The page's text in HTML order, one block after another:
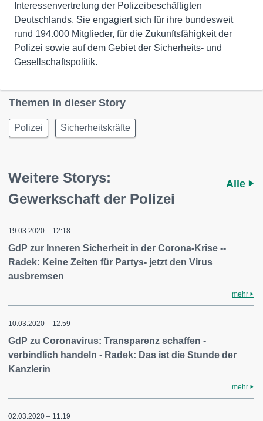
Interessenvertretung der Polizeibeschäftigten
Deutschlands. Sie engagiert sich für ihre bundesweit
rund 194.000 Mitglieder, für die Zukunftsfähigkeit der
Polizei sowie auf dem Gebiet der Sicherheits- und
Gesellschaftspolitik.
Themen in dieser Story
Polizei Sicherheitskräfte
Weitere Storys:
Gewerkschaft der Polizei
Alle
19.03.2020 – 12:18
GdP zur Inneren Sicherheit in der Corona-Krise --
Radek: Keine Zeiten für Partys- jetzt den Virus
ausbremsen
mehr
10.03.2020 – 12:59
GdP zu Coronavirus: Transparenz schaffen -
verbindlich handeln - Radek: Das ist die Stunde der
Kanzlerin
mehr
02.03.2020 – 11:19